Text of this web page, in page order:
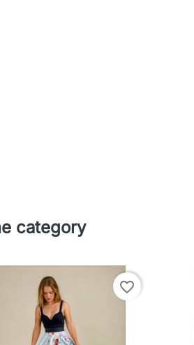
category
favorite_border